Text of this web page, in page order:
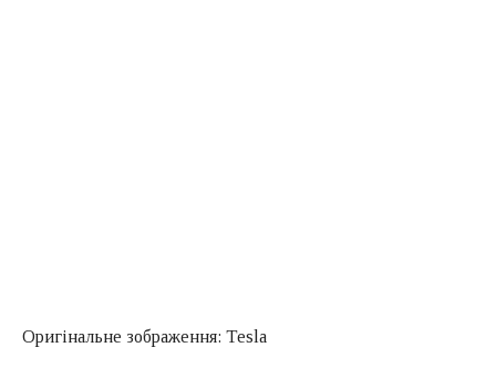
Оригінальне зображення: Tesla